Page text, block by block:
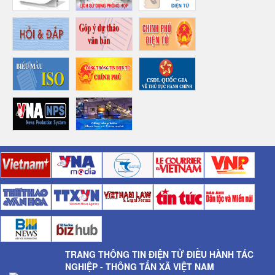
TRANG THÔNG TIN ĐIỆN TỬ ĐIỀU HÀNH TÁC
NGHIỆP - THÔNG TẤN XÃ VIỆT NAM